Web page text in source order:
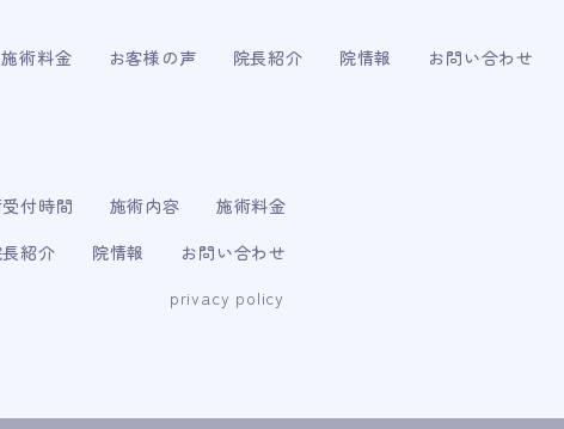
施術料金 お客様の声 院長紹介 院情報 お問い合わせ
付時間 施術内容
施術料金
紹介 院情報
お問い合わせ
privacy policy